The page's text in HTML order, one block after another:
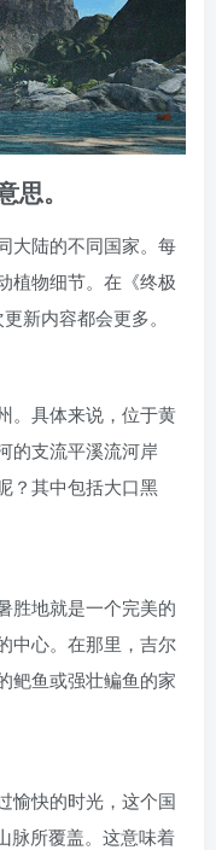
。
大陆的不同国家。每
植物细节。在《终极
新内容都会更多。
。具体来说，位于黄
的支流平溪流河岸
？其中包括大口黑
胜地就是一个完美的
中心。在那里，吉尔
鲃鱼或强壮鳊鱼的家
愉快的时光，这个国
脉所覆盖。这意味着